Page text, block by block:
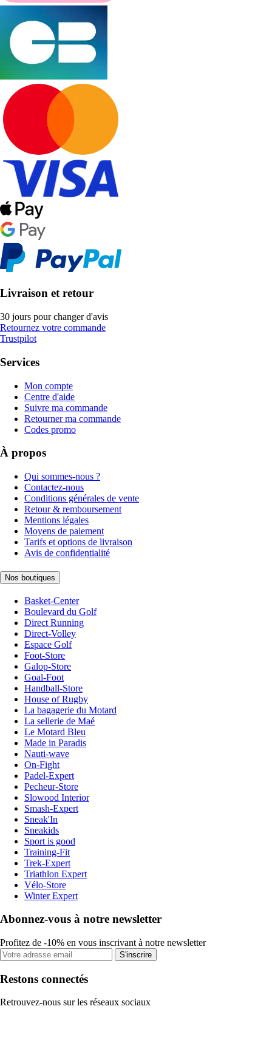
Livraison et retour
30 jours pour changer d'avis
Retournez votre commande
Trustpilot
Services
Mon compte
Centre d'aide
Suivre ma commande
Retourner ma commande
Codes promo
À propos
Qui sommes-nous ?
Contactez-nous
Conditions générales de vente
Retour & remboursement
Mentions légales
Moyens de paiement
Tarifs et options de livraison
Avis de confidentialité
Nos boutiques
Basket-Center
Boulevard du Golf
Direct Running
Direct-Volley
Espace Golf
Foot-Store
Galop-Store
Goal-Foot
Handball-Store
House of Rugby
La bagagerie du Motard
La sellerie de Maé
Le Motard Bleu
Made in Paradis
Nauti-wave
On-Fight
Padel-Expert
Pecheur-Store
Slowood Interior
Smash-Expert
Sneak'In
Sneakids
Sport is good
Training-Fit
Trek-Expert
Triathlon Expert
Vélo-Store
Winter Expert
Abonnez-vous à notre newsletter
Profitez de -10% en vous inscrivant à notre newsletter
S'inscrire
Restons connectés
Retrouvez-nous sur les réseaux sociaux